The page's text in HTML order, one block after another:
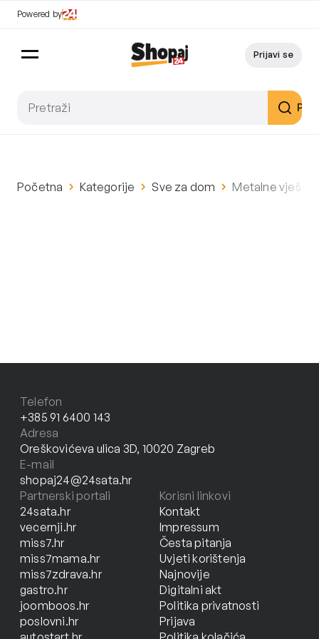
Powered by
Prijavi se
Početna Kategorije Sve za dom Metalne
Telefon
+385 91 6400 143
Adresa
Oreškovićeva ulica 3D, 10020 Zagreb
E-mail
shopaj24@24sata.hr
Partnerski portali
24sata.hr
vecernji.hr
miss7.hr
miss7mama.hr
miss7zdrava.hr
gastro.hr
joomboos.hr
poslovni.hr
Korisni linkovi
Kontakt
Impressum
Česta pitanja
Uvjeti korištenja
Najnovije
Digitalni akt
Politika privatnosti
Prijava